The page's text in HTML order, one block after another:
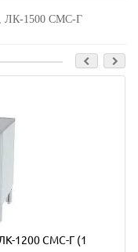
ЛК-1500 СМС-Г
1200 СМС-Г (1